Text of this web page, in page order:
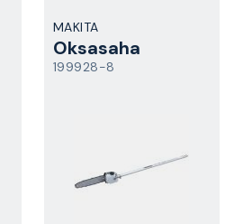
MAKITA
Oksasaha
199928-8